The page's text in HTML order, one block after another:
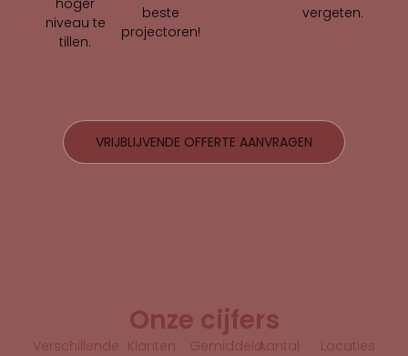
niveau te
tillen.
beste
projectoren!
vergeten.
VRIJBLIJVENDE OFFERTE AANVRAGEN
Onze cijfers
Verschillende Klanten
GemiddeldAantal
Locaties